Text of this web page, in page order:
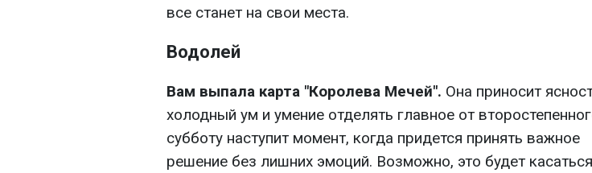
все станет на свои места.
Водолей
Вам выпала карта "Королева Мечей". Она приносит
холодный ум и умение отделять главное от
субботу наступит момент, когда придется принять важное
решение без лишних эмоций. Возможно, это будет касаться